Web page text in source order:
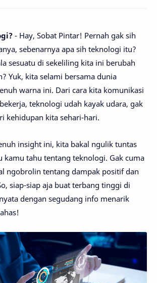
- Hay, Sobat Pintar! Pernah gak sih
sebenarnya apa sih teknologi itu?
sesuatu di sekeliling kita ini berubah
Yuk, kita selami bersama dunia
warna ini. Dari cara kita komunikasi
teknologi udah kayak udara, gak
kehidupan kita sehari-hari.
insight ini, kita bakal ngulik tuntas
kamu tahu tentang teknologi. Gak cuma
ngobrolin tentang dampak positif dan
siap-siap aja buat terbang tinggi di
dengan segudang info menarik